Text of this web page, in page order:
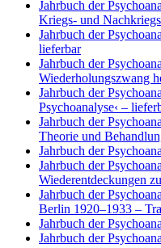
Jahrbuch der
Kriegs- und
Jahrbuch der
lieferbar
Jahrbuch der
Wiederholungszwang
Jahrbuch der
Psychoanalyse‹ –
Jahrbuch der
Theorie und
Jahrbuch der
Jahrbuch der
Wiederentdeckungen
Jahrbuch der
Berlin 1920–1933 –
Jahrbuch der
Jahrbuch der